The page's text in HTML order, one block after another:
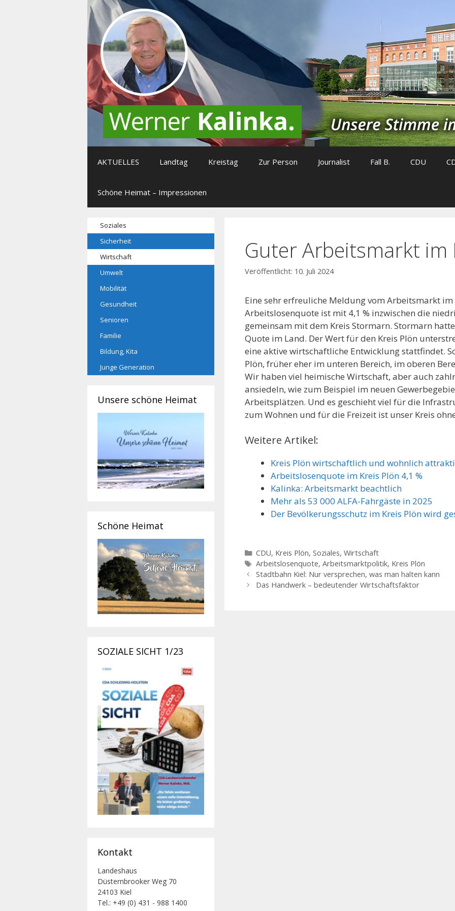
AKTUELLES Landtag Kreistag Zur Person Journalist Fall B. CDU
Schöne Heimat – Impressionen
Guter Arbeitsmarkt im
10. Juli 2024
Eine sehr erfreuliche Meldung vom Arbeitsmarkt im
Arbeitslosenquote ist mit 4,1 % inzwischen die
gemeinsam mit dem Kreis Stormarn. Stormarn
Quote im Land. Der Wert für den Kreis Plön
eine aktive wirtschaftliche Entwicklung stattfindet.
Plön, früher eher im unteren Bereich, im oberen
Wir haben viel heimische Wirtschaft, aber auch
ansiedeln, wie zum Beispiel im neuen
Arbeitsplätzen. Und es geschieht viel für die
zum Wohnen und für die Freizeit ist unser Kreis
Weitere Artikel:
Kreis Plön wirtschaftlich und wohnlich
Arbeitslosenquote im Kreis Plön 4,1 %
Kalinka: Arbeitsmarkt beachtlich
Mehr als 53 000 ALFA-Fahrgäste in 2025
Der Bevölkerungsschutz im Kreis Plön wird
Kategorien
CDU, Kreis Plön, Soziales, Wirtschaft
Schlagwörter
Arbeitslosenquote, Arbeitsmarktpolitik, Kreis Plön
Stadtbahn Kiel: Nur versprechen, was man halten kann
Das Handwerk – bedeutender Wirtschaftsfaktor
Soziales
Sicherheit
Wirtschaft
Umwelt
Mobilität
Gesundheit
Senioren
Familie
Bildung, Kita
Junge Generation
Unsere schöne Heimat
Schöne Heimat
SOZIALE SICHT 1/23
Kontakt
Landeshaus
Düsternbrooker Weg 70
24103 Kiel
Tel.: +49 (0) 431 - 988 1400